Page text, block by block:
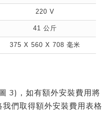
220 V
41 公斤
375 X 560 X 708 毫米
3)，如有額外安裝費用將
們取得額外安裝費用表格